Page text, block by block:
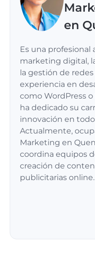
en
Es una profesional
marketing digital,
la gestión de redes
experiencia en
como WordPress o
ha dedicado su
innovación en
Actualmente,
Marketing en
coordina equipos
creación de
publicitarias online.